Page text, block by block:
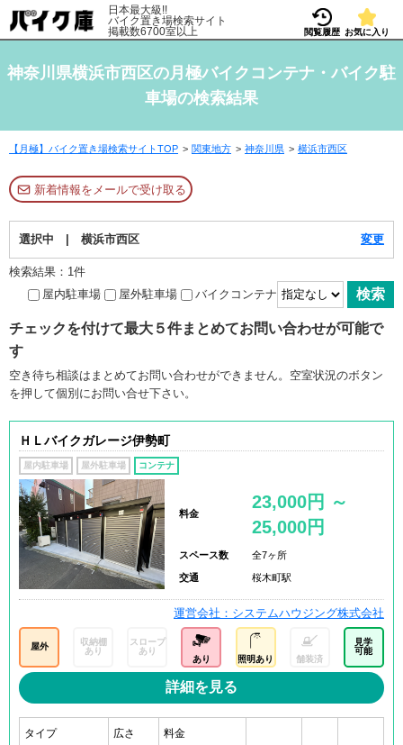
日本最大級!!
バイク置き場検索サイト
掲載数6700室以上
閲覧履歴 お気に入り
神奈川県横浜市西区の月極バイクコンテナ・バイク駐
車場の検索結果
【月極】バイク置き場検索サイトTOP 関東地方 神奈川県 横浜市西区
新着情報をメールで受け取る
選択中 | 横浜市西区 変更
検索結果：1件
屋内駐車場
屋外駐車場 バイクコンテナ
チェックを付けて最大５件まとめてお問い合わせが可能で
す
空き待ち相談はまとめてお問い合わせができません。空室状況のボタン
を押して個別にお問い合せ下さい。
ＨＬバイクガレージ伊勢町
屋内駐車場 屋外駐車場 コンテナ
料金
23,000円 ～
25,000円
スペース数 全7ヶ所
交通 桜木町駅
運営会社：システムハウジング株式会社
屋外
収納棚
あり
スロープ
あり
あり 照明あり 舗装済
見学
可能
詳細を見る
タイプ 広さ 料金